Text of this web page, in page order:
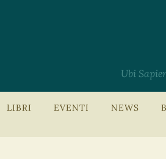
Ubi
LIBRI EVENTI NEWS